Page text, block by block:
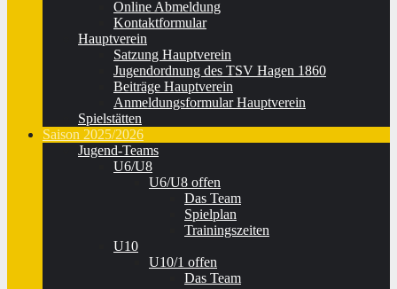
Online Abmeldung
Kontaktformular
Hauptverein
Satzung Hauptverein
Jugendordnung des TSV Hagen 1860
Beiträge Hauptverein
Anmeldungsformular Hauptverein
Spielstätten
Saison 2025/2026
Jugend-Teams
U6/U8
U6/U8 offen
Das Team
Spielplan
Trainingszeiten
U10
U10/1 offen
Das Team